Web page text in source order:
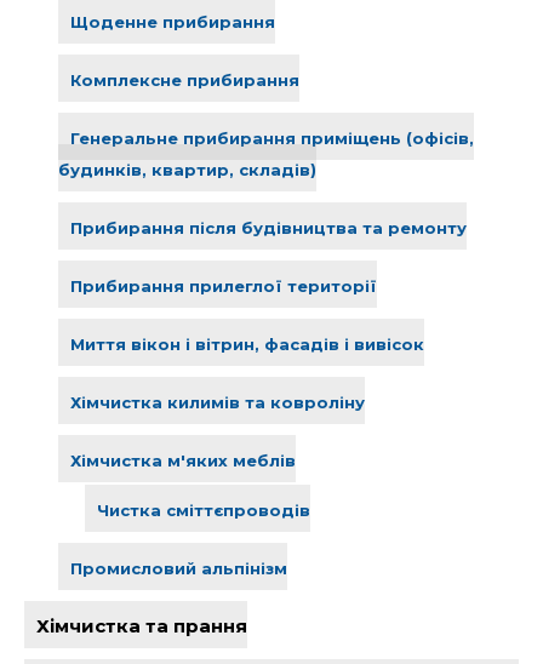
Щоденне прибирання
Комплексне прибирання
Генеральне прибирання приміщень (офісів,
будинків, квартир, складів)
Прибирання після будівництва та ремонту
Прибирання прилеглої території
Миття вікон і вітрин, фасадів і вивісок
Хімчистка килимів та ковроліну
Хімчистка м'яких меблів
Чистка сміттєпроводів
Промисловий альпінізм
Хімчистка та прання